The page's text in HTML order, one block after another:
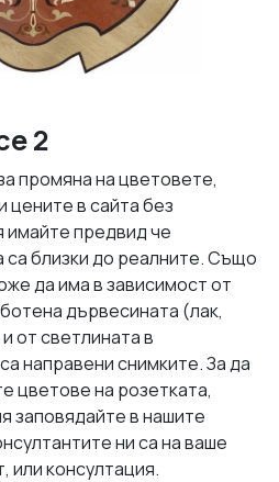
2
промяна на цветовете,
цените в сайта без
предвид че
са близки до реалните. Също
да има в зависимост от
дървесината (лак,
от светлината в
направени снимките. За да
цветове на розетката,
заповядайте в нашите
ни са на ваше
или консултация.